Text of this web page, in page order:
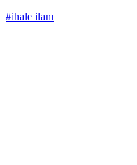
#ihale ilanı